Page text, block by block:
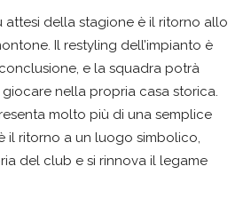
attesi della stagione è il ritorno allo
Il restyling dell’impianto è
e la squadra potrà
nella propria casa storica.
molto più di una semplice
il ritorno a un luogo simbolico,
del club e si rinnova il legame